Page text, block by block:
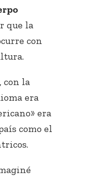
que la
con
con la
era
era
como el